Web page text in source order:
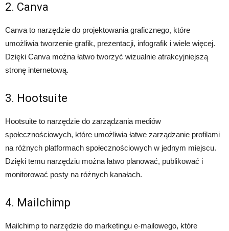
2. Canva
Canva to narzędzie do projektowania graficznego, które
umożliwia tworzenie grafik, prezentacji, infografik i wiele więcej.
Dzięki Canva można łatwo tworzyć wizualnie atrakcyjniejszą
stronę internetową.
3. Hootsuite
Hootsuite to narzędzie do zarządzania mediów
społecznościowych, które umożliwia łatwe zarządzanie profilami
na różnych platformach społecznościowych w jednym miejscu.
Dzięki temu narzędziu można łatwo planować, publikować i
monitorować posty na różnych kanałach.
4. Mailchimp
Mailchimp to narzędzie do marketingu e-mailowego, które